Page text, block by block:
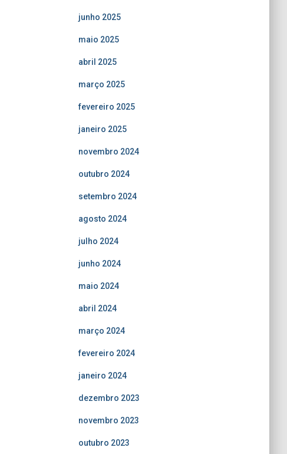
junho 2025
maio 2025
abril 2025
março 2025
fevereiro 2025
janeiro 2025
novembro 2024
outubro 2024
setembro 2024
agosto 2024
julho 2024
junho 2024
maio 2024
abril 2024
março 2024
fevereiro 2024
janeiro 2024
dezembro 2023
novembro 2023
outubro 2023